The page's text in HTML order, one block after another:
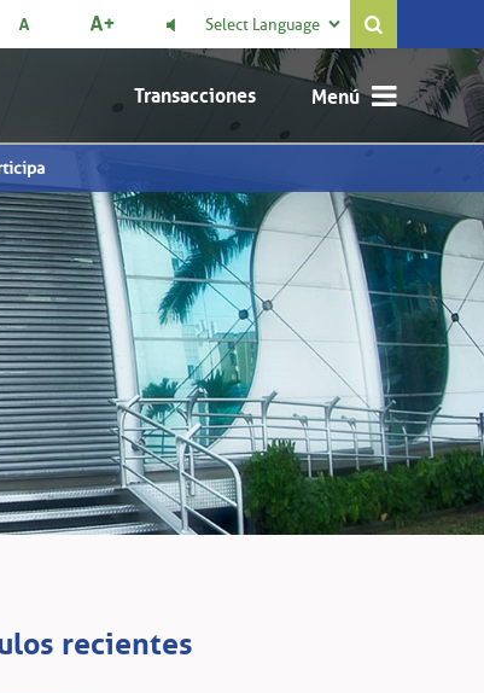
Select Language 
Transacciones
recientes